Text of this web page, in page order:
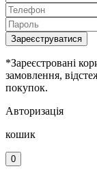
Зареєструватися
*Зареєстровані
замовлення,
покупок.
Авторизація
кошик
0